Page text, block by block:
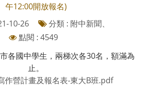
午12:00開放報名)
10-26
分類 : 附中新聞、
點閱 : 4549
各國中學生，兩梯次各30名，額滿為
止。
作營計畫及報名表-東大B班.pdf